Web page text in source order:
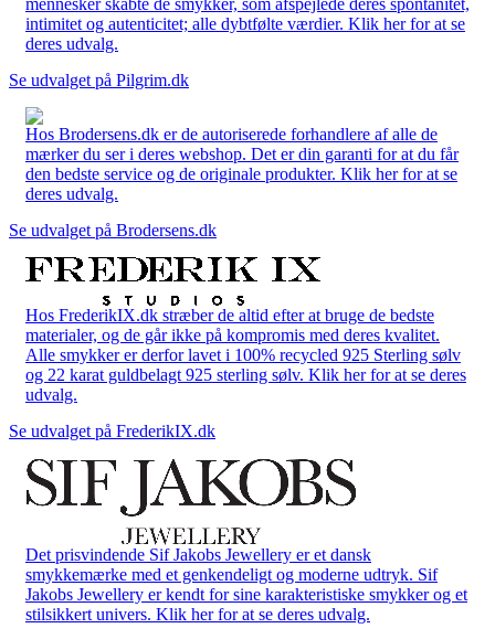
intimitet og autenticitet; alle dybtfølte værdier. Klik her for at se
deres udvalg.
Se udvalget på Pilgrim.dk
Hos Brodersens.dk er de autoriserede forhandlere af alle de
mærker du ser i deres webshop. Det er din garanti for at du får
den bedste service og de originale produkter. Klik her for at se
deres udvalg.
Se udvalget på Brodersens.dk
Hos FrederikIX.dk stræber de altid efter at bruge de bedste
materialer, og de går ikke på kompromis med deres kvalitet.
Alle smykker er derfor lavet i 100% recycled 925 Sterling sølv
og 22 karat guldbelagt 925 sterling sølv. Klik her for at se deres
udvalg.
Se udvalget på FrederikIX.dk
Det prisvindende Sif Jakobs Jewellery er et dansk
smykkemærke med et genkendeligt og moderne udtryk. Sif
Jakobs Jewellery er kendt for sine karakteristiske smykker og et
stilsikkert univers. Klik her for at se deres udvalg.